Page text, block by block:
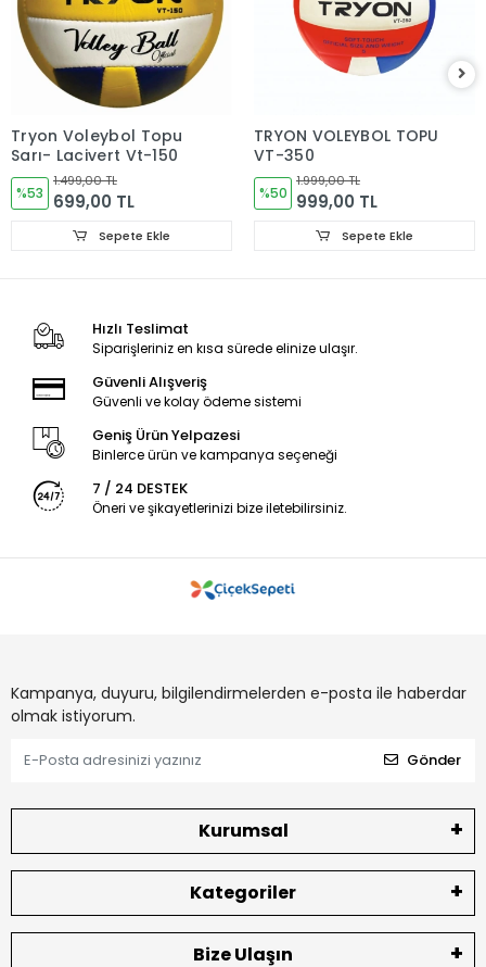
Tryon Voleybol Topu
Sarı- Lacivert Vt-150
%53
1.499,00 TL
699,00 TL
Sepete Ekle
TRYON VOLEYBOL TOPU
VT-350
%50
1.999,00 TL
999,00 TL
Sepete Ekle
Hızlı Teslimat
Siparişleriniz en kısa sürede elinize ulaşır.
Güvenli Alışveriş
Güvenli ve kolay ödeme sistemi
Geniş Ürün Yelpazesi
Binlerce ürün ve kampanya seçeneği
7 / 24 DESTEK
Öneri ve şikayetlerinizi bize iletebilirsiniz.
Kampanya, duyuru, bilgilendirmelerden e-posta ile haberdar
olmak istiyorum.
Gönder
Kurumsal
Kategoriler
Bize Ulaşın